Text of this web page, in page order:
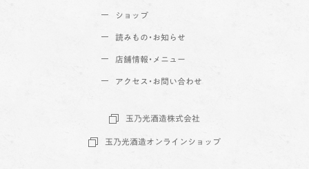
ショップ
読みもの・お知らせ
店舗情報・メニュー
アクセス・お問い合わせ
玉乃光酒造株式会社
玉乃光酒造オンラインショップ